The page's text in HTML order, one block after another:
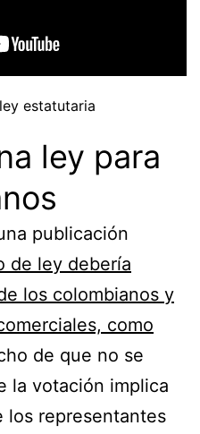
estatutaria
ley para
publicación
de ley debería
los colombianos y
como
de que no se
la votación implica
los representantes